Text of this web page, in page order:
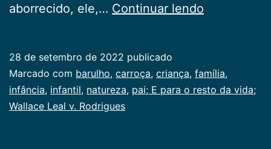
aborrecido, ele,… Continuar lendo
28 de setembro de 2022 publicado
Categorizado
como
Infancia
Marcado com barulho, carroça, criança, família,
infância, infantil, natureza, pai; E para o resto da vida;
Wallace Leal v. Rodrigues